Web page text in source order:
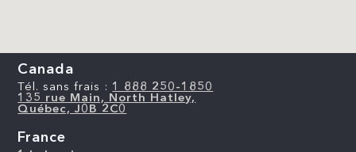
Canada
Tél. sans frais : 1 888 250-1850
135 rue Main, North Hatley,
Québec, J0B 2C0
France